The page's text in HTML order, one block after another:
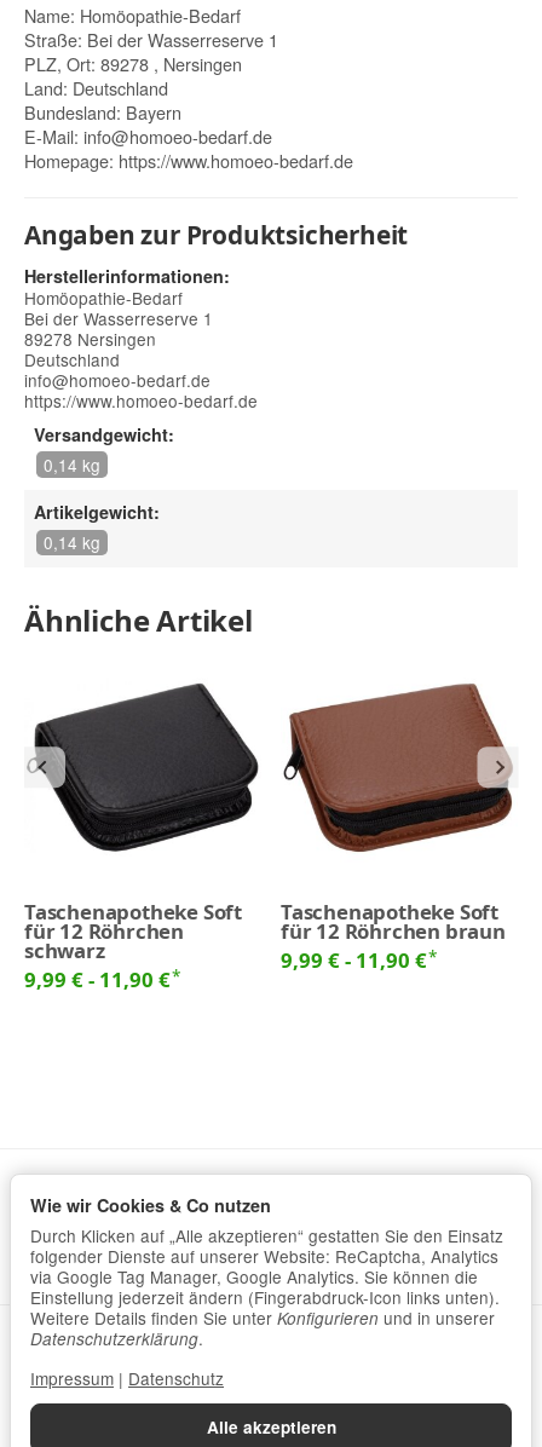
Name: Homöopathie-Bedarf
Straße: Bei der Wasserreserve 1
PLZ, Ort: 89278 , Nersingen
Land: Deutschland
Bundesland: Bayern
E-Mail: info@homoeo-bedarf.de
Homepage: https://www.homoeo-bedarf.de
Angaben zur Produktsicherheit
Herstellerinformationen:
Homöopathie-Bedarf
Bei der Wasserreserve 1
89278 Nersingen
Deutschland
info@homoeo-bedarf.de
https://www.homoeo-bedarf.de
Versandgewicht:
0,14 kg
Artikelgewicht:
0,14 kg
Ähnliche Artikel
Taschenapotheke Soft
für 12 Röhrchen
schwarz
9,99 € - 11,90 €*
Taschenapotheke Soft
für 12 Röhrchen braun
9,99 € - 11,90 €*
Informationen
Gesetzliche Informationen
Datenschutzerklärung
Vertrag widerrufen
Alle akzeptieren
Wie wir Cookies & Co nutzen
Durch Klicken auf „Alle akzeptieren“ gestatten Sie den Einsatz
folgender Dienste auf unserer Website: ReCaptcha, Analytics
via Google Tag Manager, Google Analytics. Sie können die
Einstellung jederzeit ändern (Fingerabdruck-Icon links unten).
Weitere Details finden Sie unter Konfigurieren und in unserer
Datenschutzerklärung.
Impressum | Datenschutz